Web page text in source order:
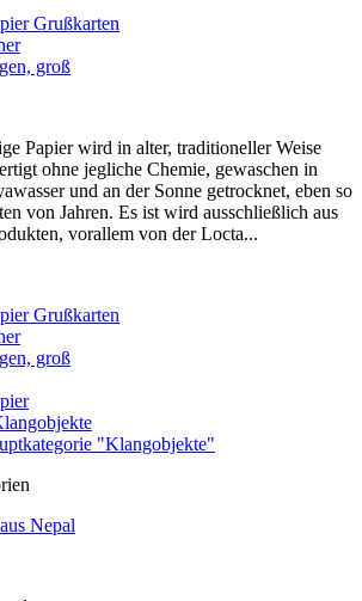
Grußkarten
groß
Papier wird in alter, traditioneller Weise
ohne jegliche Chemie, gewaschen in
und an der Sonne getrocknet, eben so
von Jahren. Es ist wird ausschließlich aus
vorallem von der Locta...
Grußkarten
groß
"Klangobjekte"
Nepal